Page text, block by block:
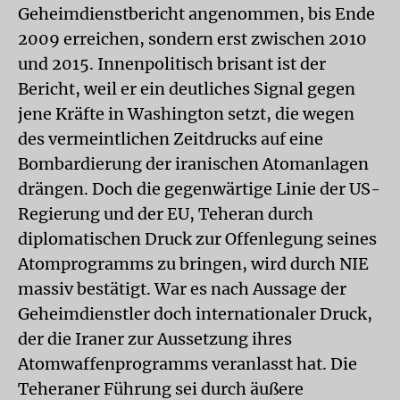
Geheimdienstbericht angenommen, bis Ende
2009 erreichen, sondern erst zwischen 2010
und 2015. Innenpolitisch brisant ist der
Bericht, weil er ein deutliches Signal gegen
jene Kräfte in Washington setzt, die wegen
des vermeintlichen Zeitdrucks auf eine
Bombardierung der iranischen Atomanlagen
drängen. Doch die gegenwärtige Linie der US-
Regierung und der EU, Teheran durch
diplomatischen Druck zur Offenlegung seines
Atomprogramms zu bringen, wird durch NIE
massiv bestätigt. War es nach Aussage der
Geheimdienstler doch internationaler Druck,
der die Iraner zur Aussetzung ihres
Atomwaffenprogramms veranlasst hat. Die
Teheraner Führung sei durch äußere